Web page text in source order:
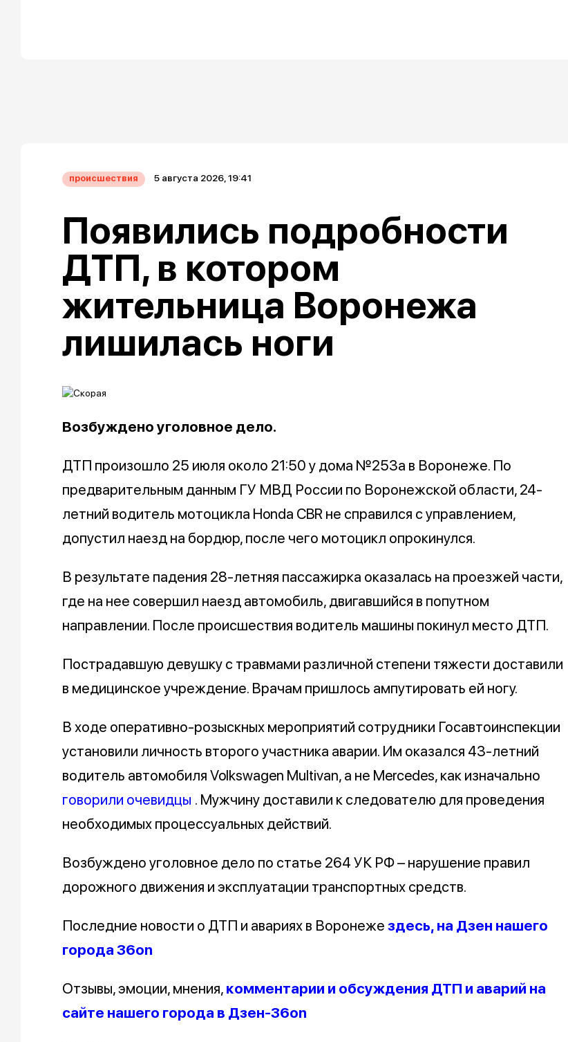
происшествия 5 августа 2026, 19:41
Появились подробности
ДТП, в котором
жительница Воронежа
лишилась ноги
Возбуждено уголовное дело.
ДТП произошло 25 июля около 21:50 у дома №253а в Воронеже. По
предварительным данным ГУ МВД России по Воронежской области, 24-
летний водитель мотоцикла Honda CBR не справился с управлением,
допустил наезд на бордюр, после чего мотоцикл опрокинулся.
В результате падения 28-летняя пассажирка оказалась на проезжей части,
где на нее совершил наезд автомобиль, двигавшийся в попутном
направлении. После происшествия водитель машины покинул место ДТП.
Пострадавшую девушку с травмами различной степени тяжести доставили
в медицинское учреждение. Врачам пришлось ампутировать ей ногу.
В ходе оперативно-розыскных мероприятий сотрудники Госавтоинспекции
установили личность второго участника аварии. Им оказался 43-летний
водитель автомобиля Volkswagen Multivan, а не Mercedes, как изначально
говорили очевидцы . Мужчину доставили к следователю для проведения
необходимых процессуальных действий.
Возбуждено уголовное дело по статье 264 УК РФ – нарушение правил
дорожного движения и эксплуатации транспортных средств.
Последние новости о ДТП и авариях в Воронеже здесь, на Дзен нашего
города 36on
Отзывы, эмоции, мнения, комментарии и обсуждения ДТП и аварий на
сайте нашего города в Дзен-36on